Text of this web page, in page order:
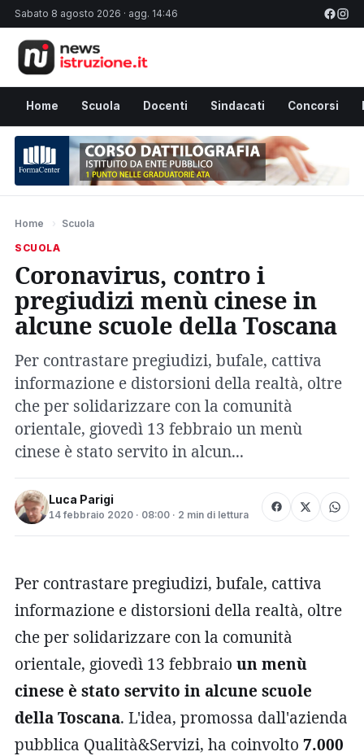
Sabato 8 agosto 2026 · agg. 14:46
Home Scuola Docenti Sindacati Concorsi
Home › Scuola
SCUOLA
Coronavirus, contro i
pregiudizi menù cinese in
alcune scuole della Toscana
Per contrastare pregiudizi, bufale, cattiva
informazione e distorsioni della realtà, oltre
che per solidarizzare con la comunità
orientale, giovedì 13 febbraio un menù
cinese è stato servito in alcun...
Luca Parigi
14 febbraio 2020 · 08:00 · 2 min di lettura
Per contrastare pregiudizi, bufale, cattiva
informazione e distorsioni della realtà, oltre
che per solidarizzare con la comunità
orientale, giovedì 13 febbraio un menù
cinese è stato servito in alcune scuole
della Toscana. L'idea, promossa dall'azienda
pubblica Qualità&Servizi, ha coinvolto 7.000